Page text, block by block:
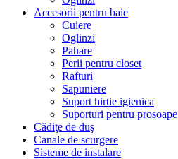
Accesorii pentru baie
Cuiere
Oglinzi
Pahare
Perii pentru closet
Rafturi
Sapuniere
Suport hirtie igienica
Suporturi pentru prosoape
Cădiţe de duş
Canale de scurgere
Sisteme de instalare